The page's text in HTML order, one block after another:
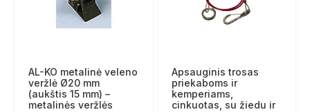
AL-KO metalinė veleno
veržlė Ø20 mm
(aukštis 15 mm) –
metalinės veržlės
Apsauginis trosas
priekaboms ir
kemperiams,
cinkuotas, su žiedu ir